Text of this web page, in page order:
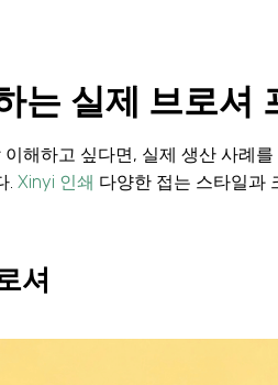
는 실제 브로셔
해하고 싶다면, 실제 생산 사례
. Xinyi 인쇄 다양한 접는 스타일과
셔